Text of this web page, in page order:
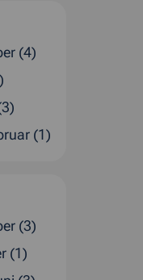
(4)
(1)
(3)
(1)